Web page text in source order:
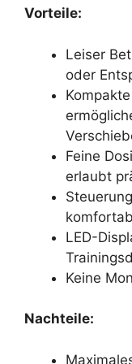
Vorteile:
Leiser
oder
Feine
erlaubt
LED-
Keine
Nachteile: